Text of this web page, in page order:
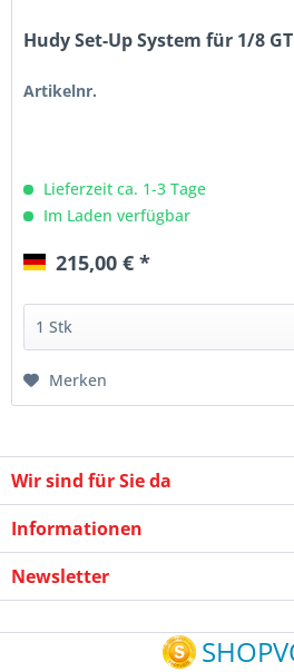
Hudy Set-Up System für 1/8 GT
Artikelnr.
Lieferzeit ca. 1-3 Tage
Im Laden verfügbar
215,00 € *
Merken
Wir sind für Sie da
Informationen
Newsletter